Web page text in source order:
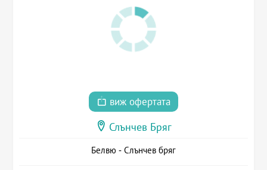
виж офертата
Слънчев Бряг
Белвю - Слънчев бряг